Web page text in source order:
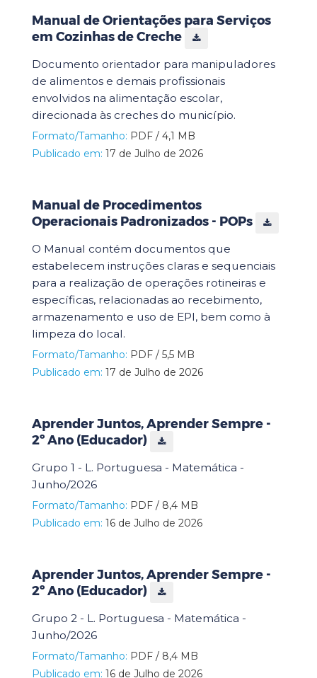
Manual de Orientações para Serviços
em Cozinhas de Creche
Documento orientador para manipuladores
de alimentos e demais profissionais
envolvidos na alimentação escolar,
direcionada às creches do município.
Formato/Tamanho: PDF / 4,1 MB
Publicado em: 17 de Julho de 2026
Manual de Procedimentos
Operacionais Padronizados - POPs
O Manual contém documentos que
estabelecem instruções claras e sequenciais
para a realização de operações rotineiras e
específicas, relacionadas ao recebimento,
armazenamento e uso de EPI, bem como à
limpeza do local.
Formato/Tamanho: PDF / 5,5 MB
Publicado em: 17 de Julho de 2026
Aprender Juntos, Aprender Sempre -
2º Ano (Educador)
Grupo 1 - L. Portuguesa - Matemática -
Junho/2026
Formato/Tamanho: PDF / 8,4 MB
Publicado em: 16 de Julho de 2026
Aprender Juntos, Aprender Sempre -
2º Ano (Educador)
Grupo 2 - L. Portuguesa - Matemática -
Junho/2026
Formato/Tamanho: PDF / 8,4 MB
Publicado em: 16 de Julho de 2026